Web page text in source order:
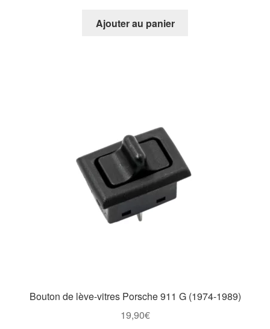
Ajouter au panier
Bouton de lève-vitres Porsche 911 G (1974-1989)
19,90€